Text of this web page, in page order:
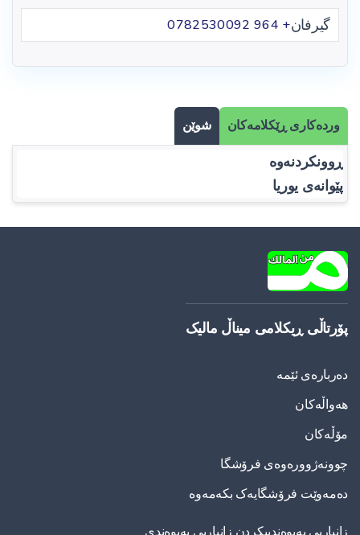
گیرفان+ 964 0782530092
وردەکاری ڕێکلامەکان شوێن
ڕوونکردنەوە
پێوانەی یوریا
پۆرتاڵی ڕیکلامی میناڵ مالیک
دەربارەی ئێمە
هەواڵەکان
مۆڵەکان
چوونەژوورەوەی فرۆشگا
دەمەوێت فرۆشگایەک بکەمەوە